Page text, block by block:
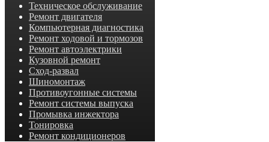
Техническое обслуживание
Ремонт двигателя
Компьютерная диагностика
Ремонт ходовой и тормозов
Ремонт автоэлектрики
Кузовной ремонт
Сход-развал
Шиномонтаж
Противоугонные системы
Ремонт системы выпуска
Промывка инжектора
Тонировка
Ремонт кондиционеров